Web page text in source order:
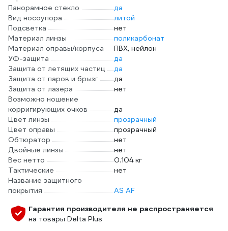
Панорамное стекло
да
Вид носоупора
литой
Подсветка
нет
Материал линзы
поликарбонат
Материал оправы/корпуса
ПВХ, нейлон
УФ-защита
да
Защита от летящих частиц
да
Защита от паров и брызг
да
Защита от лазера
нет
Возможно ношение
корригирующих очков
да
Цвет линзы
прозрачный
Цвет оправы
прозрачный
Обтюратор
нет
Двойные линзы
нет
Вес нетто
0.104 кг
Тактические
нет
Название защитного
покрытия
AS AF
Гарантия производителя не распространяется
на товары Delta Plus